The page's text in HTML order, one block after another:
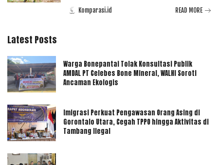
PostedKomparasi.id READ MORE
Latest Posts
Warga Bonepantai Tolak Konsultasi Publik
AMDAL PT Celebes Bone Mineral, WALHI Soroti
Ancaman Ekologis
Imigrasi Perkuat Pengawasan Orang Asing di
Gorontalo Utara, Cegah TPPO hingga Aktivitas di
Tambang Ilegal